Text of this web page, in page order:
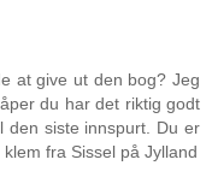
at give ut den bog? Jeg
du har det riktig godt
den siste innspurt. Du er
fra Sissel på Jylland